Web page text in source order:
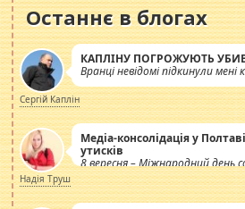
Останнє в блогах
КАПЛІНУ ПОГРОЖУЮТЬ
Вранці невідомі підкинули
Сергій Каплін
Медіа-консолідація у
утисків
8 вересня – Міжнародний день
журналістів.
Надія Труш